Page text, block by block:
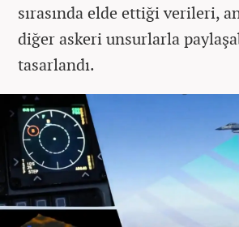
sırasında elde ettiği verileri,
diğer askeri unsurlarla
tasarlandı.